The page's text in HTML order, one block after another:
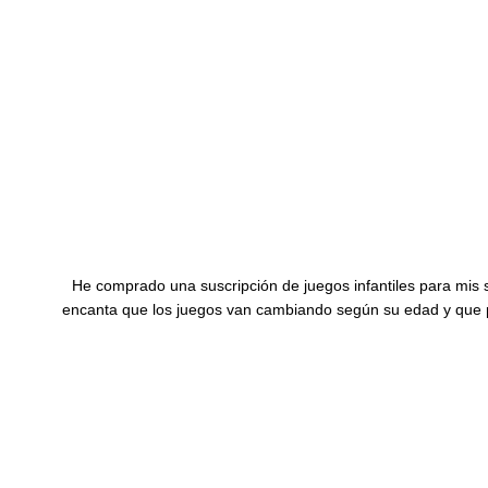
He comprado una suscripción de juegos infantiles para
encanta que los juegos van cambiando según su edad y